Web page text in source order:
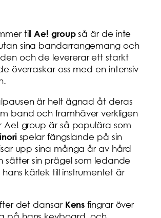
till Ae! groupså är de inte
sina bandarrangemang och
och de levererar ett starkt
överraskar oss med en intensiv
är helt ägnad åt deras
band och framhäver verkligen
Ae! group är så populära som
spelar fängslande på sin
upp sina många år av hård
sätter sin prägel som ledande
kärlek till instrumentet är
det dansar Kensfingrar över